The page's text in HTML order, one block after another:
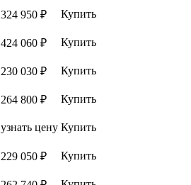
324 950 ₽
Купить
424 060 ₽
Купить
230 030 ₽
Купить
264 800 ₽
Купить
узнать цену Купить
229 050 ₽
Купить